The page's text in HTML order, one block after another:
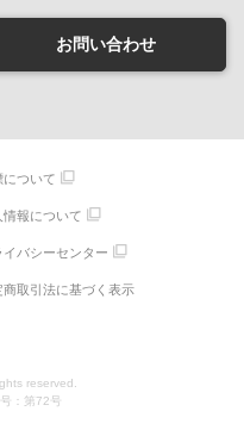
お問い合わせ
について
情報について
イバシーセンター
商取引法に基づく表示
reserved.
：第72号